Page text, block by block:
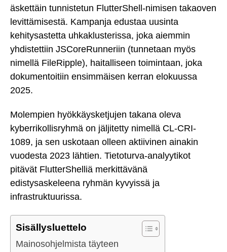
äskettäin tunnistetun FlutterShell-nimisen takaoven
levittämisestä. Kampanja edustaa uusinta
kehitysastetta uhkaklusterissa, joka aiemmin
yhdistettiin JSCoreRunneriin (tunnetaan myös
nimellä FileRipple), haitalliseen toimintaan, joka
dokumentoitiin ensimmäisen kerran elokuussa
2025.
Molempien hyökkäysketjujen takana oleva
kyberrikollisryhmä on jäljitetty nimellä CL-CRI-
1089, ja sen uskotaan olleen aktiivinen ainakin
vuodesta 2023 lähtien. Tietoturva-analyytikot
pitävät FlutterShelliä merkittävänä
edistysaskeleena ryhmän kyvyissä ja
infrastruktuurissa.
Sisällysluettelo
Mainosohjelmista täyteen